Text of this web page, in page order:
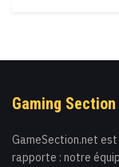
Gaming
GameSection.net
rapporte : notre